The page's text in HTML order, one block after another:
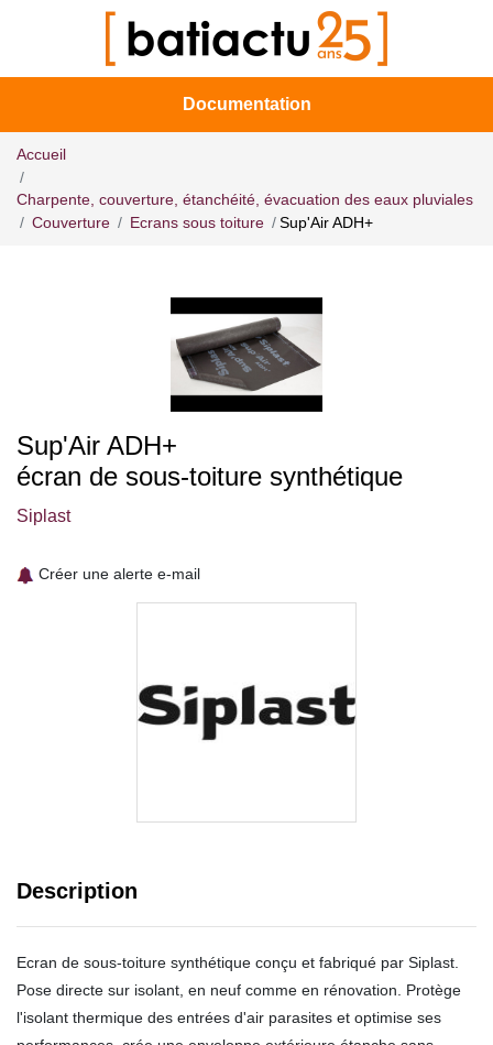
Documentation
Accueil
Charpente, couverture, étanchéité, évacuation des eaux pluviales
Couverture
Ecrans sous toiture Sup'Air ADH+
Sup'Air ADH+
écran de sous-toiture synthétique
Siplast
Créer une alerte e-mail
Description
Ecran de sous-toiture synthétique conçu et fabriqué par Siplast.
Pose directe sur isolant, en neuf comme en rénovation. Protège
l'isolant thermique des entrées d'air parasites et optimise ses